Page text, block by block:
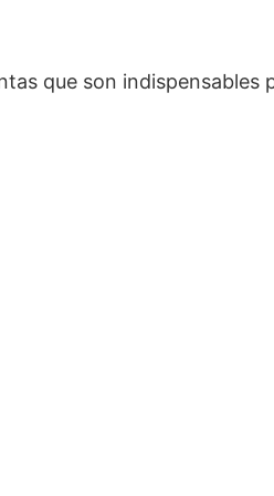
que son indispensables